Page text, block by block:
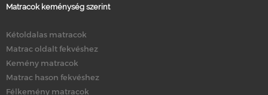
Matracok keménység szerint
Kétoldalas matracok
Matrac oldalt fekvéshez
Kemény matracok
Matrac hason fekvéshez
Félkemény matracok